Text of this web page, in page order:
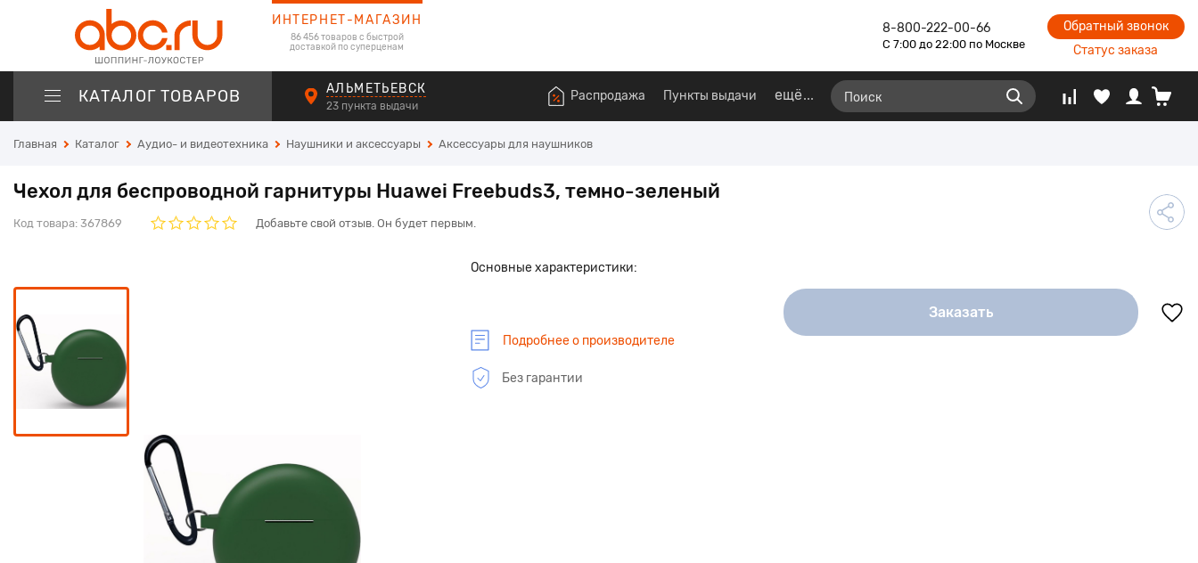
ИНТЕРНЕТ-МАГАЗИН
86 456 товаров с быстрой
доставкой по суперценам
8-800-222-00-66
С 7:00 до 22:00 по Москве
Обратный звонок
Статус заказа
КАТАЛОГ ТОВАРОВ АЛЬМЕТЬЕВСК
23 пункта выдачи
Распродажа Пункты выдачи ещё
Главная Каталог Аудио- и видеотехника Наушники и аксессуары Аксессуары для наушников
Чехол для беспроводной гарнитуры Huawei Freebuds3, темно-зеленый
Код товара: 367869 Добавьте свой отзыв. Он будет первым.
Основные характеристики:
Подробнее о производителе
Без гарантии
Заказать